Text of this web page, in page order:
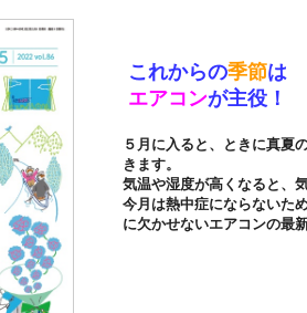
これからの季節は
エアコンが主役！
５月に入ると、ときに真夏
きます。
気温や湿度が高くなると、
今月は熱中症にならないた
に欠かせないエアコンの最